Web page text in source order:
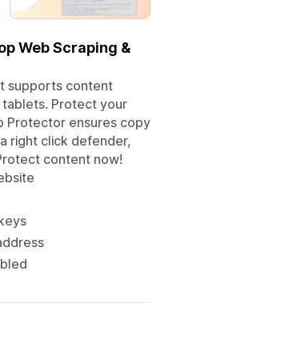
Web Scraping &
supports content
Protect your
Protector ensures copy
right click defender,
content now!